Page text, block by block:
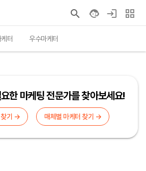
터 우수마케터
한 마케팅 전문가를 찾아보세요!
찾기 → 매체별 마케터 찾기 →